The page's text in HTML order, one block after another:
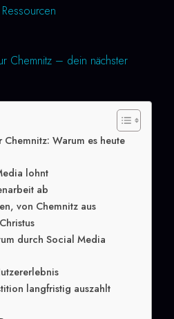
Chemnitz – dein nächster
Warum es heute
lohnt
ab
von Chemnitz aus
durch Social Media
langfristig auszahlt